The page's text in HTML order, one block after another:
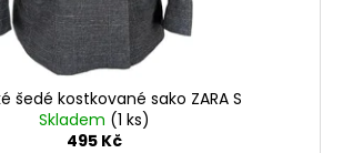
šedé kostkované sako ZARA S
Skladem (1 ks)
495 Kč